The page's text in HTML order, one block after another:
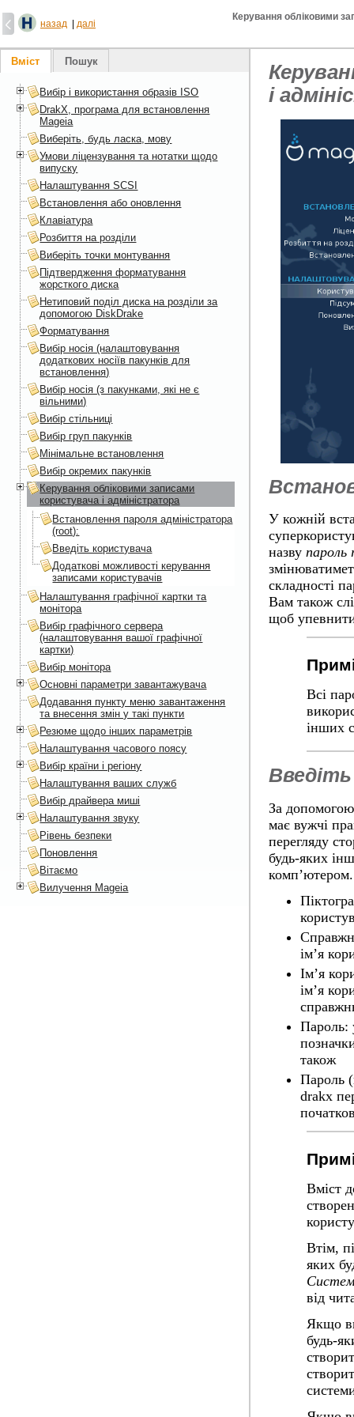
назад далі
Керування обліковими
і
У кожній
назву пароль
складності
Вам також
щоб
Всі
інших
За допомогою
має вужчі
перегляду
будь-яких
комп’ютером.
ім’я
Ім’я
ім’я
Пароль:
також
Пароль
drakx
Вміст
Втім,
яких
від
Якщо
будь-
Вміст Пошук
Вибір і використання образів ISO
DrakX, програма для встановлення
Mageia
Виберіть, будь ласка, мову
Умови ліцензування та нотатки щодо
випуску
Налаштування SCSI
Встановлення або оновлення
Клавіатура
Розбиття на розділи
Виберіть точки монтування
Підтвердження форматування
жорсткого диска
Нетиповий поділ диска на розділи за
допомогою DiskDrake
Форматування
Вибір носія (налаштовування
додаткових носіїв пакунків для
встановлення)
Вибір носія (з пакунками, які не є
вільними)
Вибір стільниці
Вибір груп пакунків
Мінімальне встановлення
Вибір окремих пакунків
Керування обліковими записами
користувача і адміністратора
Встановлення пароля адміністратора
(root):
Введіть користувача
Додаткові можливості керування
записами користувачів
Налаштування графічної картки та
монітора
Вибір графічного сервера
(налаштовування вашої графічної
картки)
Вибір монітора
Основні параметри завантажувача
Додавання пункту меню завантаження
та внесення змін у такі пункти
Резюме щодо інших параметрів
Налаштування часового поясу
Вибір країни і регіону
Налаштування ваших служб
Вибір драйвера миші
Налаштування звуку
Рівень безпеки
Поновлення
Вітаємо
Вилучення Mageia